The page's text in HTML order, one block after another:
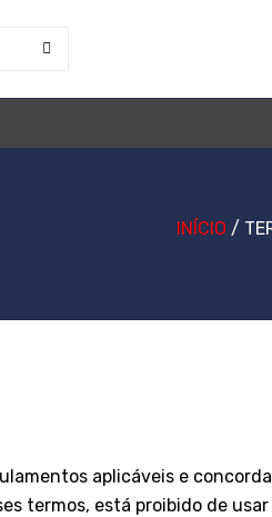
INÍCIO /
aplicáveis ​​e
termos, está proibido de